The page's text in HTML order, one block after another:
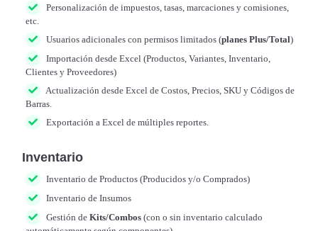
Personalización de impuestos, tasas, marcaciones y comisiones,
etc.
Usuarios adicionales con permisos limitados (planes Plus/Total)
Importación desde Excel (Productos, Variantes, Inventario,
Clientes y Proveedores)
Actualización desde Excel de Costos, Precios, SKU y Códigos de
Barras.
Exportación a Excel de múltiples reportes.
Inventario
Inventario de Productos (Producidos y/o Comprados)
Inventario de Insumos
Gestión de Kits/Combos (con o sin inventario calculado